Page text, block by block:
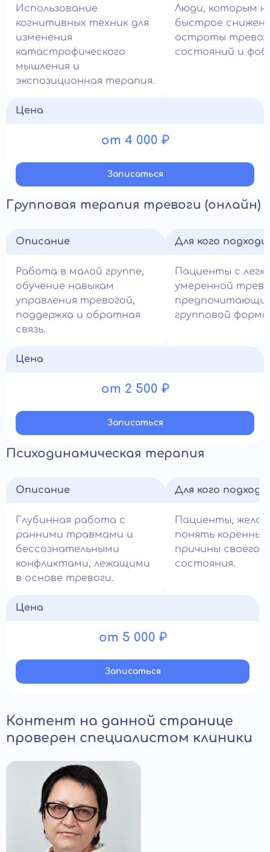
Использование
когнитивных техник для
изменения
катастрофического
мышления и
экспозиционная терапия.
Люди, которым
быстрое
остроты
состояний и
Цена
от 4 000 ₽
Записатьcя
Групповая терапия тревоги (онлайн)
Описание
Работа в малой группе,
обучение навыкам
управления тревогой,
поддержка и обратная
связь.
Для кого
Пациенты с
умеренной
групповой
Цена
от 2 500 ₽
Записатьcя
Психодинамическая терапия
Описание
Глубинная работа с
ранними травмами и
бессознательными
конфликтами, лежащими
в основе тревоги.
Для кого
Пациенты,
понять коренные
причины своего
состояния.
Цена
от 5 000 ₽
Записатьcя
Контент на данной странице
проверен специалистом клиники